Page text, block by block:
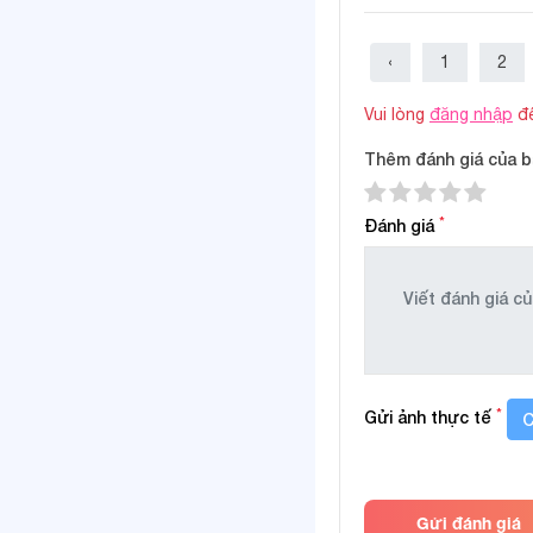
Thiết kế :
Màu sắc & họa tiết:
Độ tuổi phù hợp:
Giặt ủi :
Đặc điểm nổi bật:
Giao hàng:
‹ 1 2
Vui lòng đăng nhập
Thêm đánh giá của
Đánh giá *
Gửi ảnh thực tế *
Gửi đánh giá